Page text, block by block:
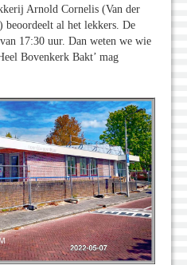
Arnold Cornelis (Van der
beoordeelt al het lekkers. De
17:30 uur. Dan weten we wie
Bovenkerk Bakt’ mag